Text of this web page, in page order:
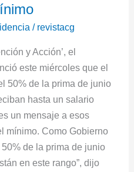
/ revistacg
y Acción’, el
este miércoles que el
50% de la prima de junio
hasta un salario
un mensaje a esos
mínimo. Como Gobierno
de la prima de junio
en este rango”, dijo